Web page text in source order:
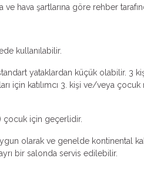
hava şartlarına göre rehber
kullanılabilir.
yataklardan küçük olabilir. 3
için katılımcı 3. kişi ve/veya
çocuk için geçerlidir.
olarak ve genelde kontinental
bir salonda servis edilebilir.